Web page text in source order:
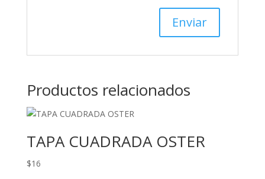
Productos relacionados
TAPA CUADRADA OSTER
$16